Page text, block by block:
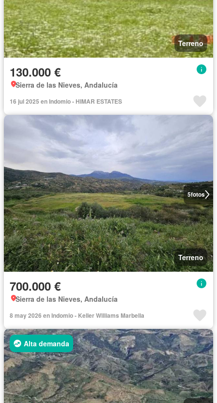
Terreno
130.000 €
Sierra de las Nieves, Andalucía
16 jul 2025 en Indomio - HIMAR ESTATES
5fotos
Terreno
700.000 €
Sierra de las Nieves, Andalucía
8 may 2026 en Indomio - Keller Williams Marbella
Alta demanda